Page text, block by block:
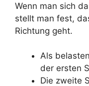
Wenn man sich
stellt man fest,
Richtung geht.
Als
der ersten
Die zweite